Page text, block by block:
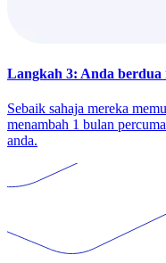
Langkah 3: Anda berdua
Sebaik sahaja mereka
menambah 1 bulan
anda.